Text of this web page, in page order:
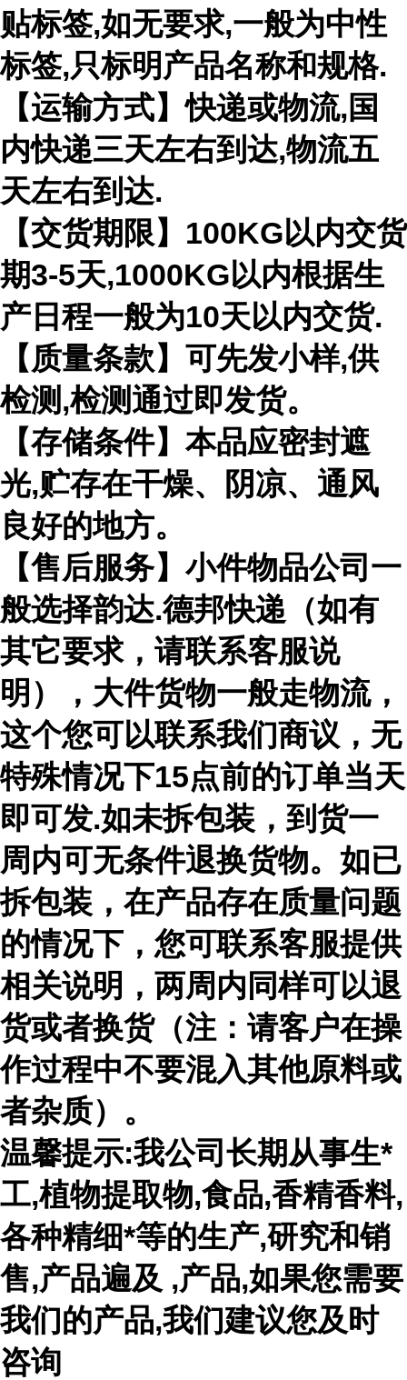
贴标签,如无要求,一般为中性
标签,只标明产品名称和规格.
【运输方式】快递或物流,国
内快递三天左右到达,物流五
天左右到达.
【交货期限】100KG以内交货
期3-5天,1000KG以内根据生
产日程一般为10天以内交货.
【质量条款】可先发小样,供
检测,检测通过即发货。
【存储条件】本品应密封遮
光,贮存在干燥、阴凉、通风
良好的地方。
【售后服务】小件物品公司一
般选择韵达.德邦快递（如有
其它要求，请联系客服说
明），大件货物一般走物流，
这个您可以联系我们商议，无
特殊情况下15点前的订单当天
即可发.如未拆包装，到货一
周内可无条件退换货物。如已
拆包装，在产品存在质量问题
的情况下，您可联系客服提供
相关说明，两周内同样可以退
货或者换货（注：请客户在操
作过程中不要混入其他原料或
者杂质）。
温馨提示:我公司长期从事生*
工,植物提取物,食品,香精香料,
各种精细*等的生产,研究和销
售,产品遍及 ,产品,如果您需要
我们的产品,我们建议您及时
咨询